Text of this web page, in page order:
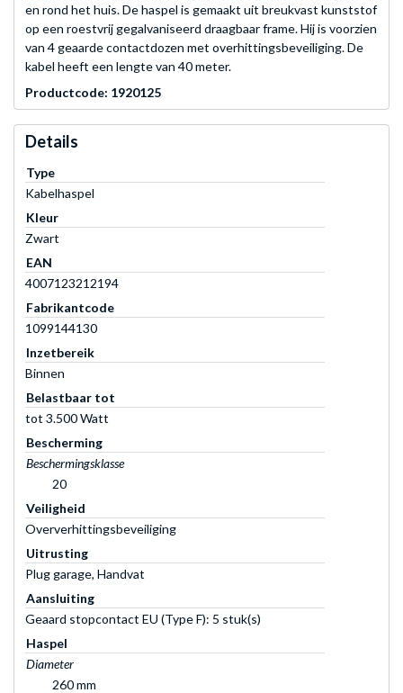
en rond het huis. De haspel is gemaakt uit breukvast kunststof
op een roestvrij gegalvaniseerd draagbaar frame. Hij is voorzien
van 4 geaarde contactdozen met overhittingsbeveiliging. De
kabel heeft een lengte van 40 meter.
Productcode: 1920125
Details
Type
Kabelhaspel
Kleur
Zwart
EAN
4007123212194
Fabrikantcode
1099144130
Inzetbereik
Binnen
Belastbaar tot
tot 3.500 Watt
Bescherming
Beschermingsklasse
20
Veiligheid
Oververhittingsbeveiliging
Uitrusting
Plug garage, Handvat
Aansluiting
Geaard stopcontact EU (Type F): 5 stuk(s)
Haspel
Diameter
260 mm